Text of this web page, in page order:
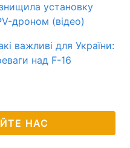
установку
дроном (відео)
важливі для України:
над F-16
НАС